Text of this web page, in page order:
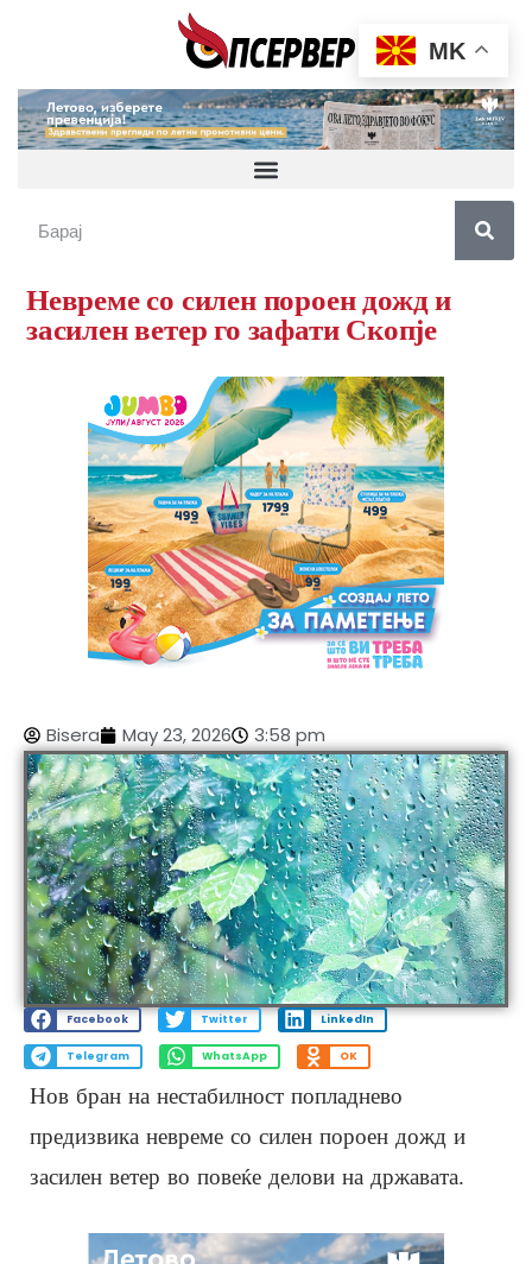
Невреме со силен пороен дожд и
засилен ветер го зафати Скопје
Bisera May 23, 2026 3:58 pm
Facebook Twitter LinkedIn
Telegram WhatsApp OK
Нов бран на нестабилност попладнево
предизвика невреме со силен пороен дожд и
засилен ветер во повеќе делови на државата.
MK